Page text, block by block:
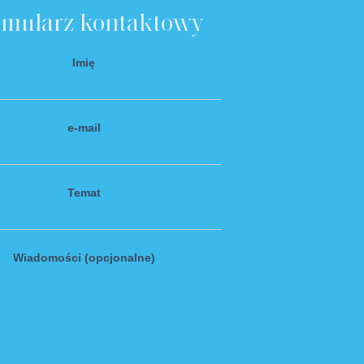
kontaktowy
Imię
e-mail
Temat
Wiadomości (opcjonalne)